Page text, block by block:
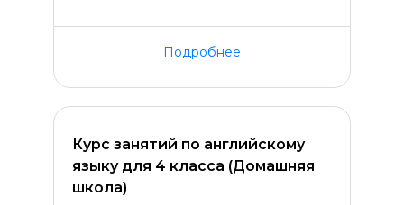
Подробнее
Курс занятий по английскому
языку для 4 класса (Домашняя
школа)